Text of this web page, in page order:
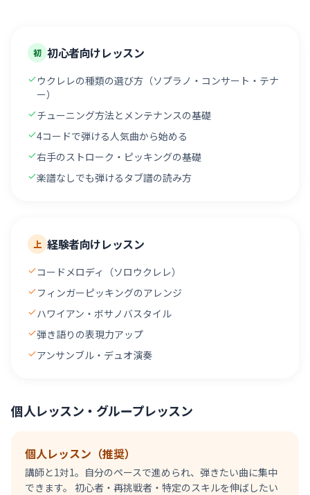
初 初心者向けレッスン
ウクレレの種類の選び方（ソプラノ・コンサート・テナ
ー）
チューニング方法とメンテナンスの基礎
4コードで弾ける人気曲から始める
右手のストローク・ピッキングの基礎
楽譜なしでも弾けるタブ譜の読み方
上 経験者向けレッスン
コードメロディ（ソロウクレレ）
フィンガーピッキングのアレンジ
ハワイアン・ボサノバスタイル
弾き語りの表現力アップ
アンサンブル・デュオ演奏
個人レッスン・グループレッスン
個人レッスン（推奨）
講師と1対1。自分のペースで進められ、弾きたい曲に集中
できます。 初心者・再挑戦者・特定のスキルを伸ばしたい